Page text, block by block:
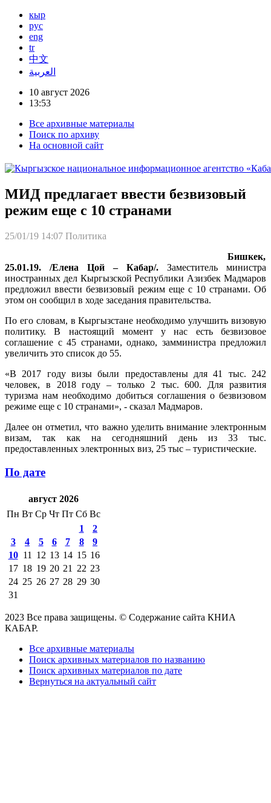
кыр
рус
eng
tr
中文
العربية
10 август 2026
13:53
Все архивные материалы
Поиск по архиву
На основной сайт
МИД предлагает ввести безвизовый
режим еще с 10 странами
25/01/19 14:07 Политика
Бишкек,
25.01.19. /Елена Цой – Кабар/. Заместитель министра
иностранных дел Кыргызской Республики Азизбек Мадмаров
предложил ввести безвизовый режим еще с 10 странами. Об
этом он сообщил в ходе заседания правительства.
По его словам, в Кыргызстане необходимо улучшить визовую
политику. В настоящий момент у нас есть безвизовое
соглашение с 45 странами, однако, замминистра предложил
увеличить это список до 55.
«В 2017 году визы были предоставлены для 41 тыс. 242
человек, в 2018 году – только 2 тыс. 600. Для развития
туризма нам необходимо добиться соглашения о безвизовом
режиме еще с 10 странами», - сказал Мадмаров.
Далее он отметил, что важно уделить внимание электронным
визам, так как на сегодняшний день из 33 тыс.
предоставленных электронных виз, 25 тыс – туристические.
По дате
август 2026
Пн Вт Ср Чт Пт Сб Вс
1
2
3
4 5 6 7 8
9
10 11 12 13 14 15 16
17 18 19 20 21 22 23
24 25 26 27 28 29 30
31
2023 Все права защищены. © Содержание сайта КНИА
КАБАР.
Все архивные материалы
Поиск архивных материалов по названию
Поиск архивных материалов по дате
Вернуться на актуальный сайт